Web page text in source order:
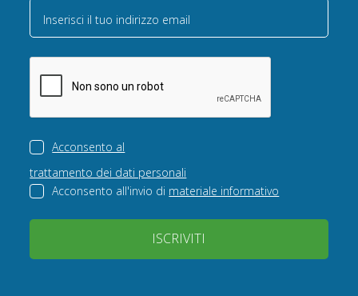
Inserisci il tuo indirizzo email
Acconsento al
trattamento dei dati personali
Acconsento all'invio di materiale informativo
ISCRIVITI